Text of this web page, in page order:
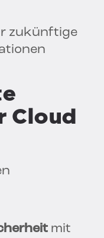
zukünftige
Cloud
mit